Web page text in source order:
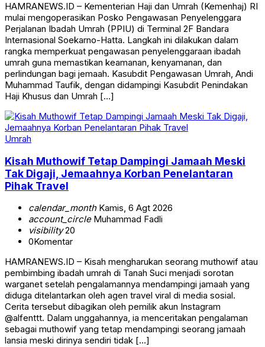
HAMRANEWS.ID – Kementerian Haji dan Umrah (Kemenhaj) RI
mulai mengoperasikan Posko Pengawasan Penyelenggara
Perjalanan Ibadah Umrah (PPIU) di Terminal 2F Bandara
Internasional Soekarno-Hatta. Langkah ini dilakukan dalam
rangka memperkuat pengawasan penyelenggaraan ibadah
umrah guna memastikan keamanan, kenyamanan, dan
perlindungan bagi jemaah. Kasubdit Pengawasan Umrah, Andi
Muhammad Taufik, dengan didampingi Kasubdit Penindakan
Haji Khusus dan Umrah […]
Umrah
Kisah Muthowif Tetap Dampingi Jamaah Meski
Tak Digaji, Jemaahnya Korban Penelantaran
Pihak Travel
calendar_monthKamis, 6 Agt 2026
account_circleMuhammad Fadli
visibility20
0Komentar
HAMRANEWS.ID – Kisah mengharukan seorang muthowif atau
pembimbing ibadah umrah di Tanah Suci menjadi sorotan
warganet setelah pengalamannya mendampingi jamaah yang
diduga ditelantarkan oleh agen travel viral di media sosial.
Cerita tersebut dibagikan oleh pemilik akun Instagram
@alfenttt. Dalam unggahannya, ia menceritakan pengalaman
sebagai muthowif yang tetap mendampingi seorang jamaah
lansia meski dirinya sendiri tidak […]